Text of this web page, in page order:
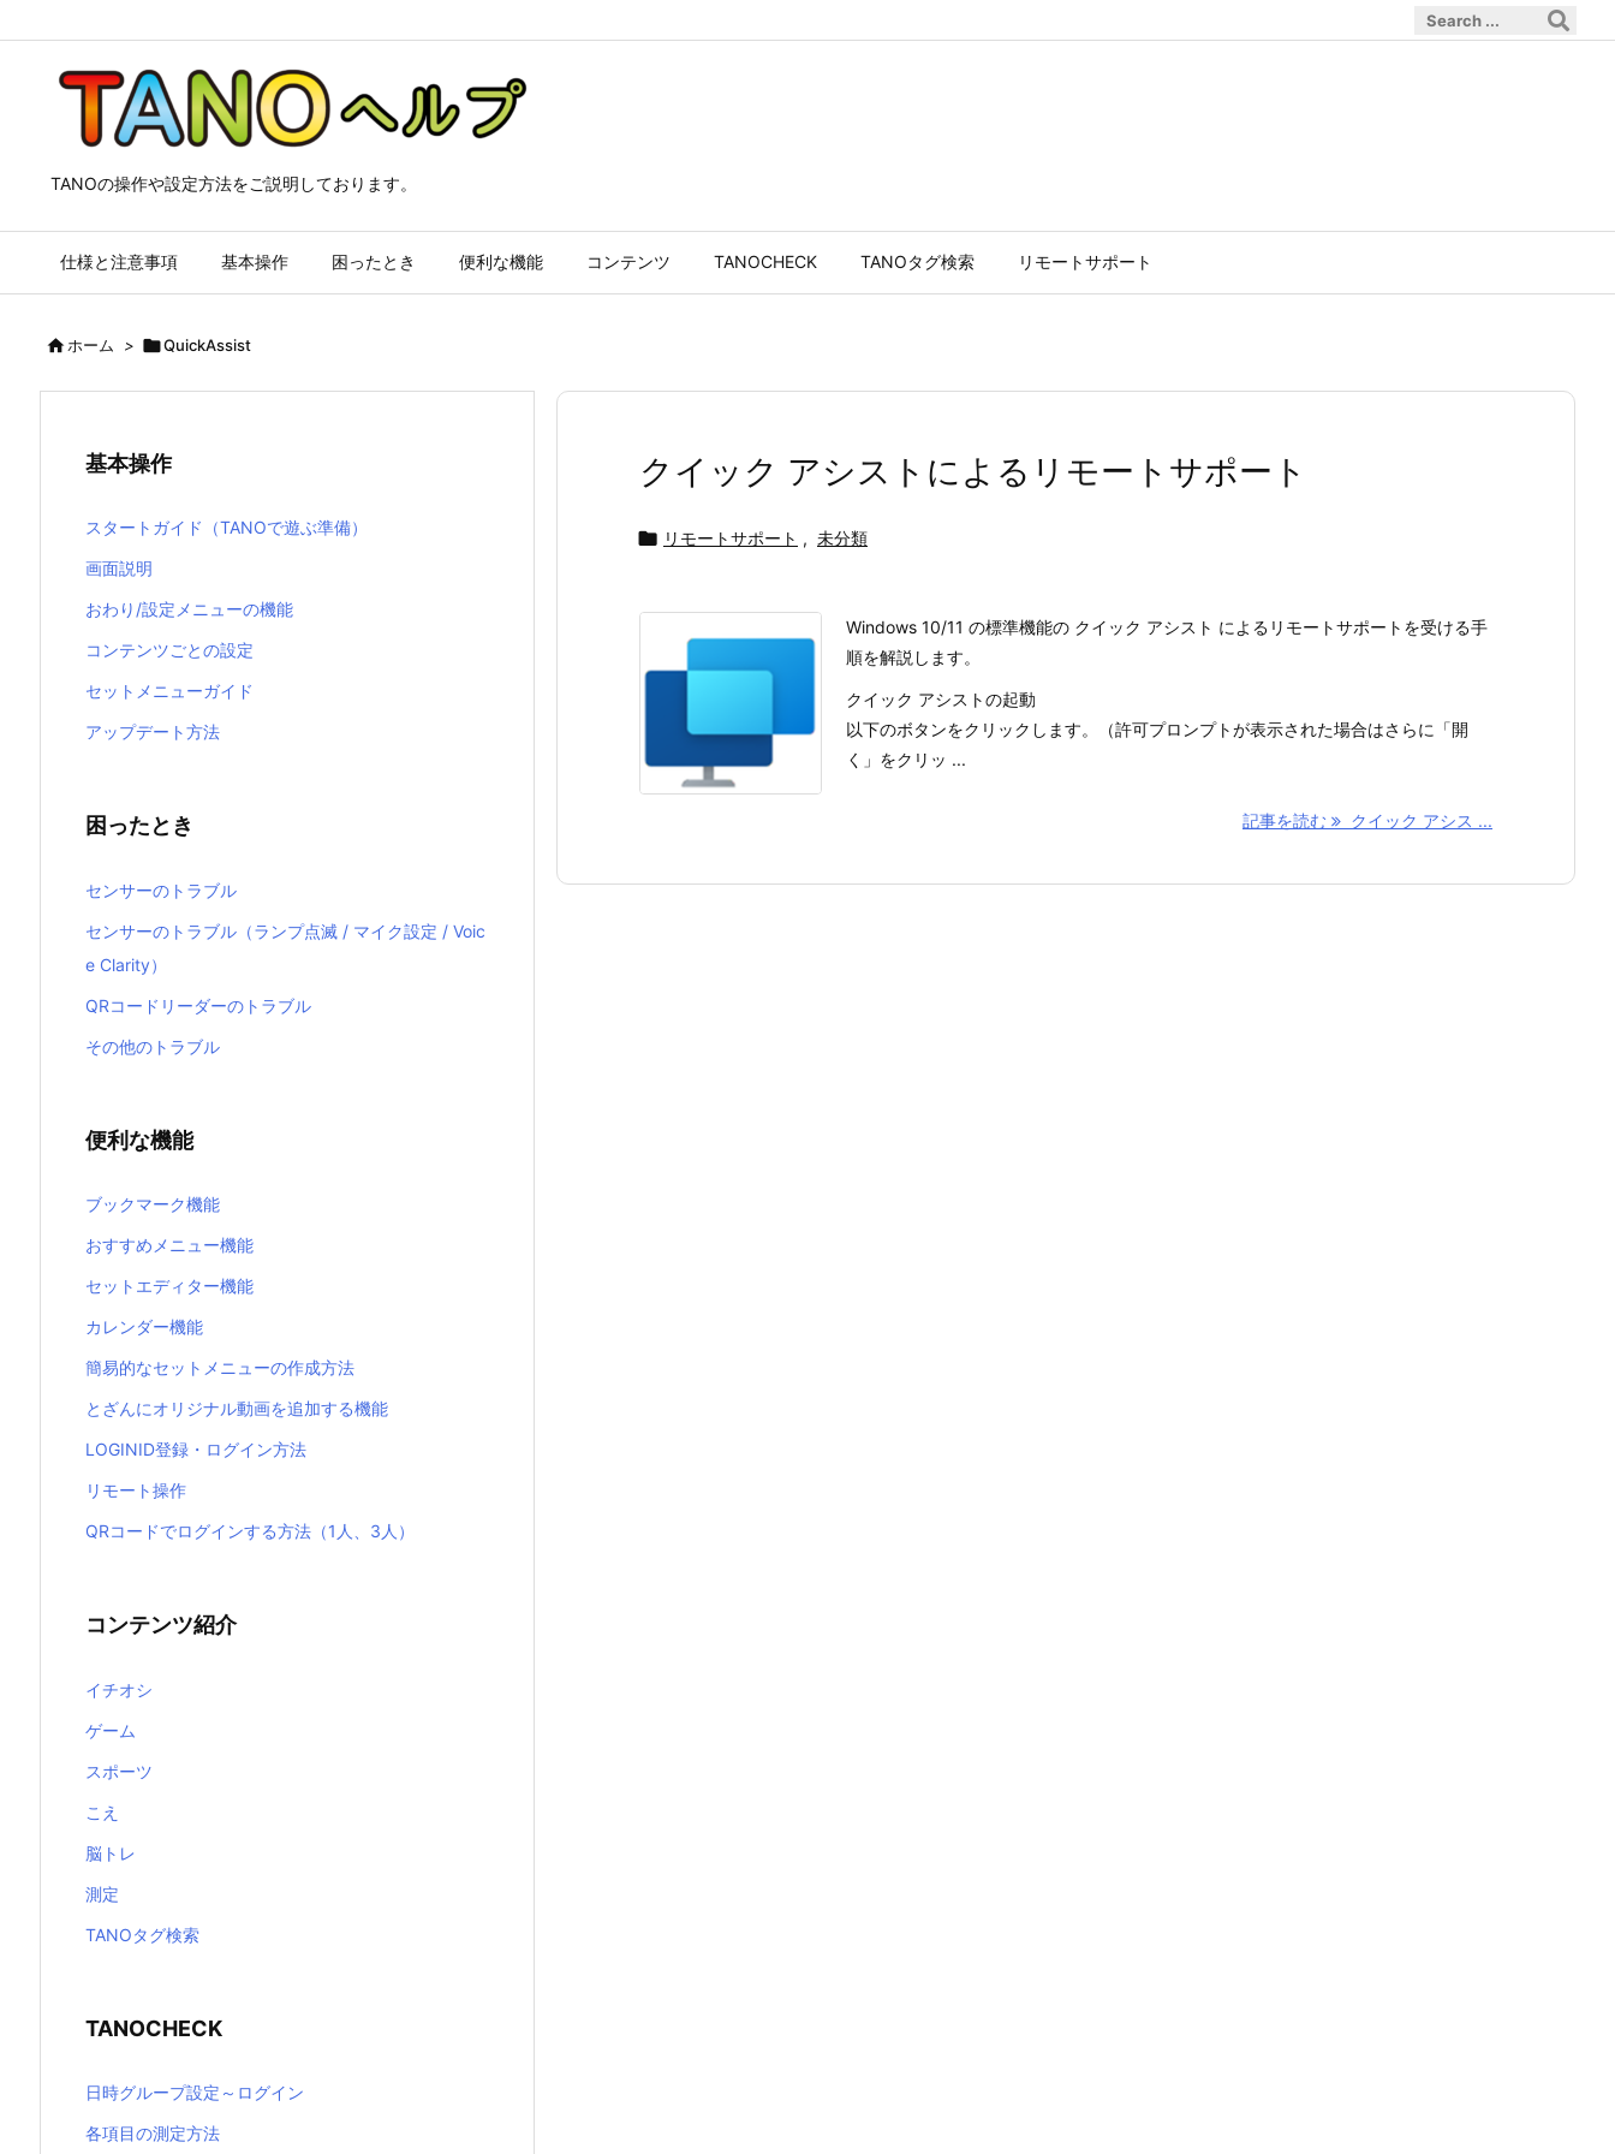
TANOの操作や設定方法をご説明しております。
仕様と注意事項 基本操作 困ったとき 便利な機能 コンテンツ TANOCHECK TANOタグ検索 リモートサポート
ホーム > QuickAssist
クイック アシストによるリモートサポート
 リモートサポート , 未分類
Windows 10/11 の標準機能の クイック アシスト によるリモートサポートを受ける手
順を解説します。
クイック アシストの起動
以下のボタンをクリックします。（許可プロンプトが表示された場合はさらに「開
く」をクリッ ...
記事を読む クイック アシス ...
基本操作
スタートガイド（TANOで遊ぶ準備）
画面説明
おわり/設定メニューの機能
コンテンツごとの設定
セットメニューガイド
アップデート方法
困ったとき
センサーのトラブル
センサーのトラブル（ランプ点滅 / マイク設定 / Voic
e Clarity）
QRコードリーダーのトラブル
その他のトラブル
便利な機能
ブックマーク機能
おすすめメニュー機能
セットエディター機能
カレンダー機能
簡易的なセットメニューの作成方法
とざんにオリジナル動画を追加する機能
LOGINID登録・ログイン方法
リモート操作
QRコードでログインする方法（1人、3人）
コンテンツ紹介
イチオシ
ゲーム
スポーツ
こえ
脳トレ
測定
TANOタグ検索
TANOCHECK
日時グループ設定～ログイン
各項目の測定方法